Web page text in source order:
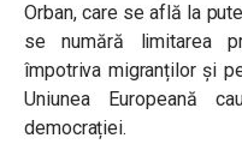
Orban, care se află la
se numără limitarea
împotriva migranților și
Uniunea Europeană
democrației.